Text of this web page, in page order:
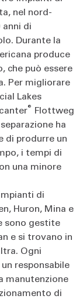
nel nord-
di
Durante la
produce
che può essere
Per migliorare
Lakes
® Flottweg
ha
di produrre un
i tempi di
una minore
di
Huron, Mina e
sono gestite
e si trovano in
Ogni
responsabile
manutenzione
di